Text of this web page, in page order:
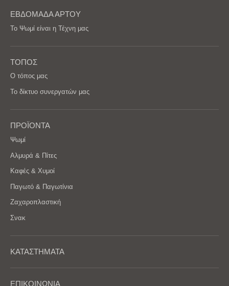
ΕΒΔΟΜΑΔΑ ΑΡΤΟΥ
Το Ψωμί είναι η Τέχνη μας
ΤΟΠΟΣ
Ο τόπος μας
Το δίκτυο συνεργατών μας
ΠΡΟΪΟΝΤΑ
Ψωμί
Αλμυρά & Πίτες
Καφές & Χυμοί
Παγωτό & Παγωτίνια
Ζαχαροπλαστική
Σνακ
ΚΑΤΑΣΤΗΜΑΤΑ
ΕΠΙΚΟΙΝΩΝΙΑ